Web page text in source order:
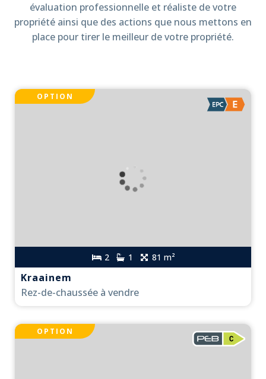
évaluation professionnelle et réaliste de votre
propriété ainsi que des actions que nous mettons en
place pour tirer le meilleur de votre propriété.
2 1 81 m²
OPTION
Kraainem
Rez-de-chaussée à vendre
OPTION